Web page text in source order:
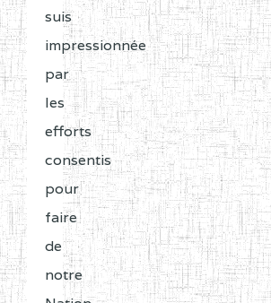
suis
impressionnée
par
les
efforts
consentis
pour
faire
de
notre